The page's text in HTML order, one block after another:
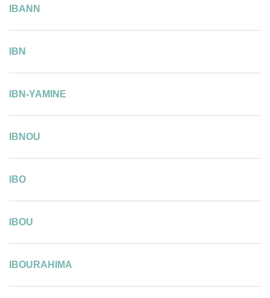
IBANN
IBN
IBN-YAMINE
IBNOU
IBO
IBOU
IBOURAHIMA